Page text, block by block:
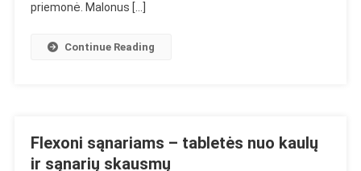
priemonė. Malonus […]
Continue Reading
Flexoni sąnariams – tabletės nuo kaulų
ir sąnarių skausmų